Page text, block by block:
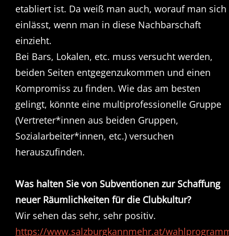
etabliert ist. Da weiß man auch, worauf man sich
einlässt, wenn man in diese Nachbarschaft
einzieht.
Bei Bars, Lokalen, etc. muss versucht werden,
beiden Seiten entgegenzukommen und einen
Kompromiss zu finden. Wie das am besten
gelingt, könnte eine multiprofessionelle Gruppe
(Vertreter*innen aus beiden Gruppen,
Sozialarbeiter*innen, etc.) versuchen
herauszufinden.
Was halten Sie von Subventionen zur Schaffung
neuer Räumlichkeiten für die Clubkultur?
Wir sehen das sehr, sehr positiv.
https://www.salzburgkannmehr.at/